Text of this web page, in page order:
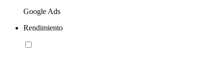
Google Ads
Rendimiento